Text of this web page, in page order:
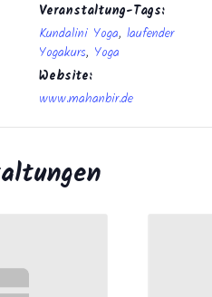
Veranstaltung-Tags:
Kundalini Yoga, laufender
Yogakurs, Yoga
Website:
www.mahanbir.de